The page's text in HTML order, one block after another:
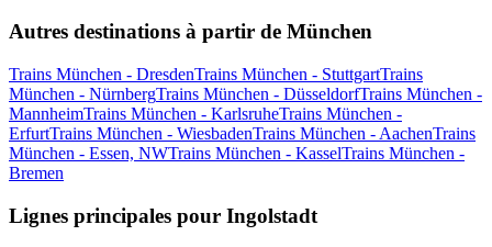
Autres destinations à partir de München
Trains München - DresdenTrains München - StuttgartTrains
München - NürnbergTrains München - DüsseldorfTrains München -
MannheimTrains München - KarlsruheTrains München -
ErfurtTrains München - WiesbadenTrains München - AachenTrains
München - Essen, NWTrains München - KasselTrains München -
Bremen
Lignes principales pour Ingolstadt